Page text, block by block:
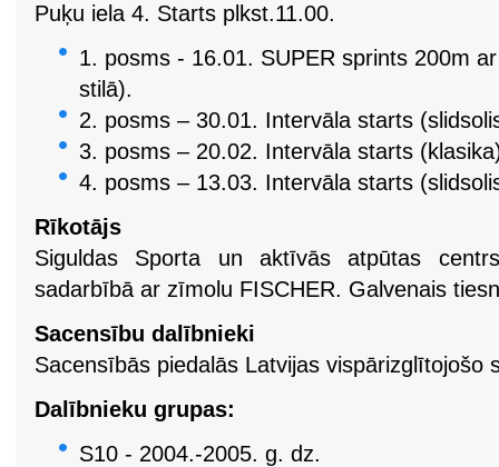
Puķu iela 4. Starts plkst.11.00.
1. posms - 16.01. SUPER sprints 200m
stilā).
2. posms – 30.01. Intervāla starts
3. posms – 20.02. Intervāla starts
4. posms – 13.03. Intervāla starts
Rīkotājs
Siguldas Sporta un aktīvās atpūtas
sadarbībā ar zīmolu FISCHER. Galvenais
Sacensību dalībnieki
Sacensībās piedalās Latvijas vispārizglītojošo
Dalībnieku grupas:
S10 - 2004.-2005. g. dz.